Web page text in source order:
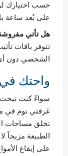
حسب اختيارك
على بُعد ساعة
هل تأتي
تتوفر باقات
الشخصي دون
واحتك
سواءً كنت
غرفتي نوم في
تخلق مساحات
الطبيعة مزيجاً
على إيقاع